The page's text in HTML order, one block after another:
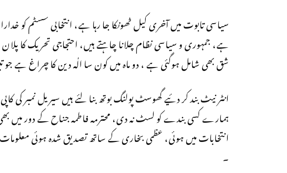
سیاسی تابوت میں آخری کیل ٹھونکا جا رہا ہے، انتخابی سسٹم کو خدارا
ہے، جمہوری و سیاسی نظام چلانا چاہتے ہیں، احتجاجی تحریک کا
شق بھی شامل ہوگئی ہے ، دو ماہ میں کون سا الٰہ دین کا چراغ ہے
انٹر نیٹ بند کر دئیے گھوسٹ پولنگ بوتھ بنا لئے ہیں سیریل نمبر کی
ہمارے کسی بندے کو لسٹ نہ دی، محترمہ فاطمہ جناح کے دور میں
انتخابات میں ہوئی، عظمی بخاری کے ساتھ تصدیق شدہ ہوئی
۔